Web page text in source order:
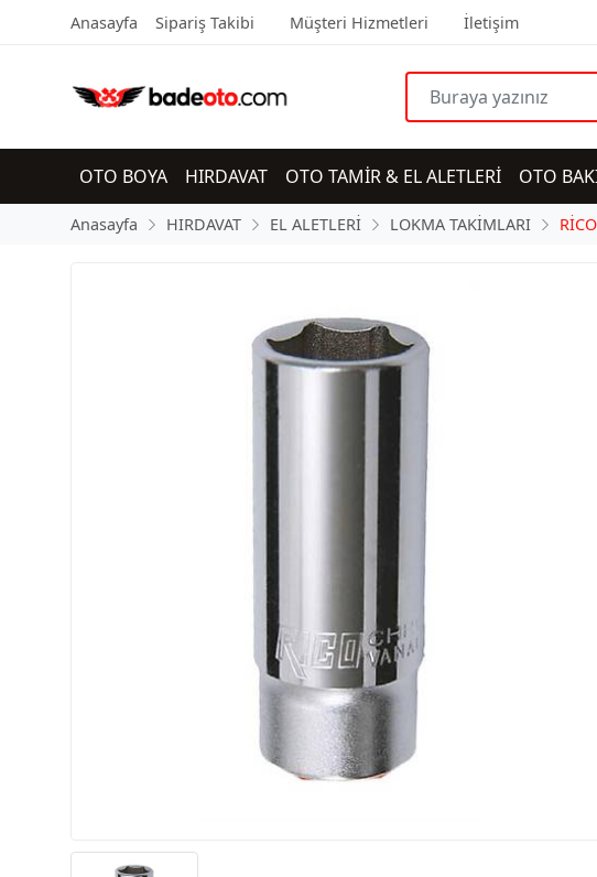
Anasayfa Sipariş Takibi Müşteri Hizmetleri İletişim
OTO BOYA HIRDAVAT OTO TAMİR & EL ALETLERİ OTO
Anasayfa HIRDAVAT EL ALETLERİ LOKMA TAKİMLARI RİCO